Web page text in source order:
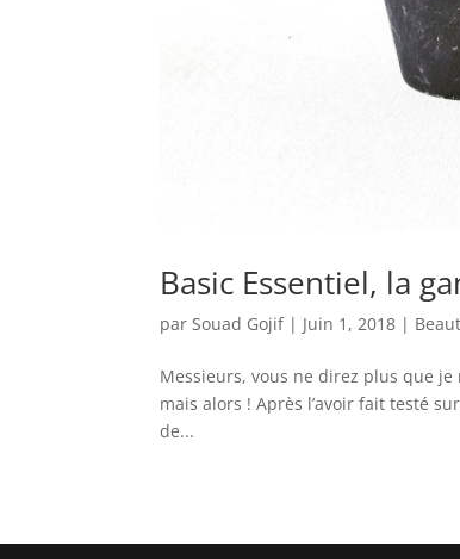
Basic Essentiel, la
parSouad Gojif| Juin 1, 2018 |
Messieurs, vous ne direz plus que je
mais alors ! Après l’avoir fait testé
de...